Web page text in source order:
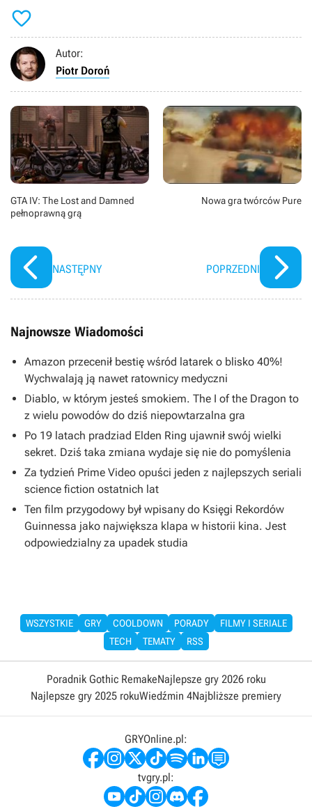

Autor:
Piotr Doroń
GTA IV: The Lost and Damned
pełnoprawną grą
NASTĘPNY
Nowa gra twórców Pure
POPRZEDNI
Najnowsze Wiadomości
Amazon przecenił bestię wśród latarek o blisko 40%!
Wychwalają ją nawet ratownicy medyczni
Diablo, w którym jesteś smokiem. The I of the Dragon to
z wielu powodów do dziś niepowtarzalna gra
Po 19 latach pradziad Elden Ring ujawnił swój wielki
sekret. Dziś taka zmiana wydaje się nie do pomyślenia
Za tydzień Prime Video opuści jeden z najlepszych seriali
science fiction ostatnich lat
Ten film przygodowy był wpisany do Księgi Rekordów
Guinnessa jako największa klapa w historii kina. Jest
odpowiedzialny za upadek studia
WSZYSTKIE GRY COOLDOWN PORADY
FILMY I SERIALE
TECH
TEMATY RSS
Poradnik Gothic RemakeNajlepsze gry 2026 roku
Najlepsze gry 2025 rokuWiedźmin 4Najbliższe premiery
GRYOnline.pl:
tvgry.pl: